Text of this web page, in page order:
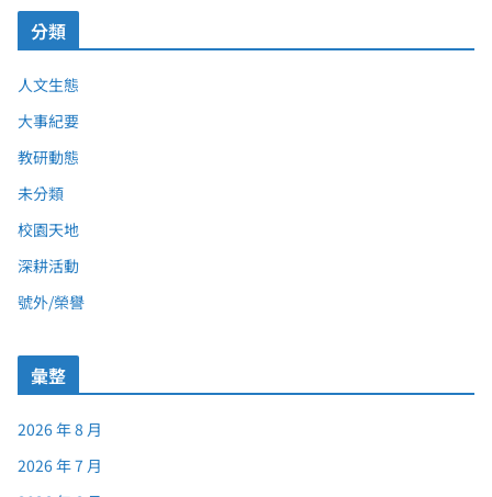
分類
人文生態
大事紀要
教研動態
未分類
校園天地
深耕活動
號外/榮譽
彙整
2026 年 8 月
2026 年 7 月